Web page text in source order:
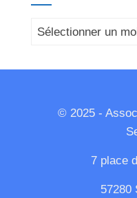
Archives
© 2025 -
7 place
57280